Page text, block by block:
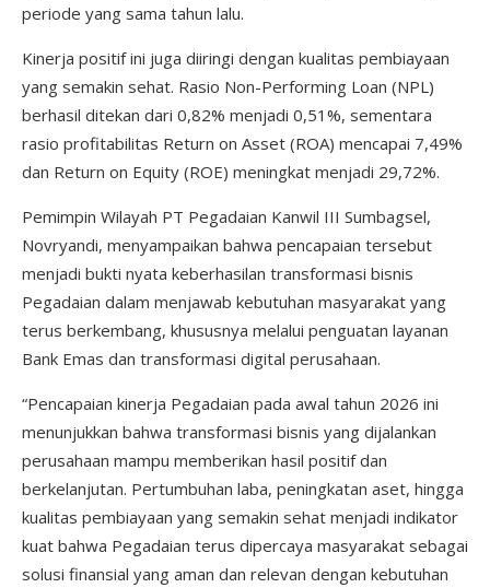
periode yang sama tahun lalu.
Kinerja positif ini juga diiringi dengan kualitas pembiayaan
yang semakin sehat. Rasio Non-Performing Loan (NPL)
berhasil ditekan dari 0,82% menjadi 0,51%, sementara
rasio profitabilitas Return on Asset (ROA) mencapai 7,49%
dan Return on Equity (ROE) meningkat menjadi 29,72%.
Pemimpin Wilayah PT Pegadaian Kanwil III Sumbagsel,
Novryandi, menyampaikan bahwa pencapaian tersebut
menjadi bukti nyata keberhasilan transformasi bisnis
Pegadaian dalam menjawab kebutuhan masyarakat yang
terus berkembang, khususnya melalui penguatan layanan
Bank Emas dan transformasi digital perusahaan.
“Pencapaian kinerja Pegadaian pada awal tahun 2026 ini
menunjukkan bahwa transformasi bisnis yang dijalankan
perusahaan mampu memberikan hasil positif dan
berkelanjutan. Pertumbuhan laba, peningkatan aset, hingga
kualitas pembiayaan yang semakin sehat menjadi indikator
kuat bahwa Pegadaian terus dipercaya masyarakat sebagai
solusi finansial yang aman dan relevan dengan kebutuhan